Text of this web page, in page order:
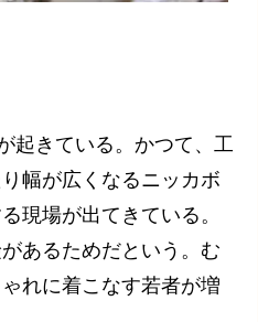
起きている。かつて、工
幅が広くなるニッカボ
現場が出てきている。
あるためだという。む
れに着こなす若者が増